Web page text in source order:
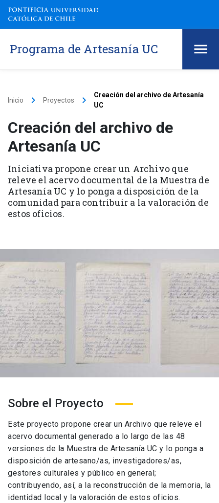
Programa de Artesanía UC
Inicio keyboard_arrow_right Proyectos keyboard_arrow_right
Creación del archivo de Artesanía
UC
Creación del archivo de
Artesanía UC
Iniciativa propone crear un Archivo que
releve el acervo documental de la Muestra de
Artesanía UC y lo ponga a disposición de la
comunidad para contribuir a la valoración de
estos oficios.
Sobre el Proyecto
Este proyecto propone crear un Archivo que releve el
acervo documental generado a lo largo de las 48
versiones de la Muestra de Artesanía UC y lo ponga a
disposición de artesano/as, investigadores/as,
gestores culturales y público en general;
contribuyendo, así, a la reconstrucción de la memoria, la
identidad local y la valoración de estos oficios.